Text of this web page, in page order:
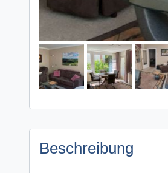
Beschreibung